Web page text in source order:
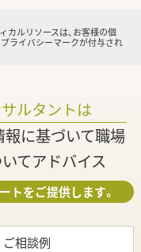
カルリソースは、お客様の個
ライバシーマークが付与され
ルタントは
報に基づいて職場
てアドバイス
トをご提供します。
ご相談例